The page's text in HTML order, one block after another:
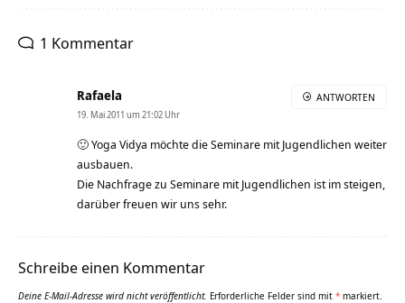
1 Kommentar
Rafaela
19. Mai 2011 um 21:02 Uhr
🙂 Yoga Vidya möchte die Seminare mit Jugendlichen weiter
ausbauen.
Die Nachfrage zu Seminare mit Jugendlichen ist im steigen,
darüber freuen wir uns sehr.
ANTWORTEN
Schreibe einen Kommentar
Deine E-Mail-Adresse wird nicht veröffentlicht. Erforderliche Felder sind mit * markiert.